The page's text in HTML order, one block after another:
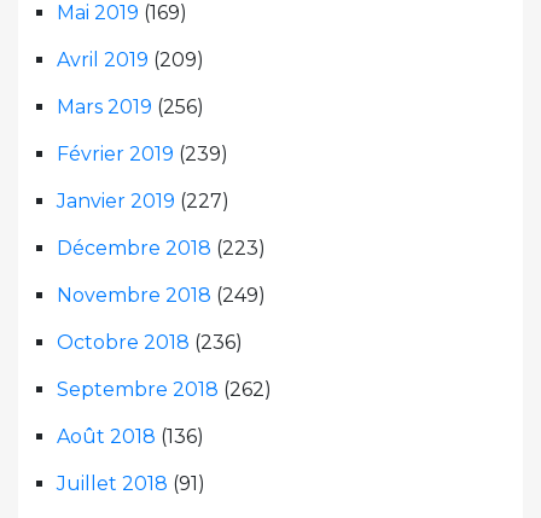
Mai 2019 (169)
Avril 2019 (209)
Mars 2019 (256)
Février 2019 (239)
Janvier 2019 (227)
Décembre 2018 (223)
Novembre 2018 (249)
Octobre 2018 (236)
Septembre 2018 (262)
Août 2018 (136)
Juillet 2018 (91)